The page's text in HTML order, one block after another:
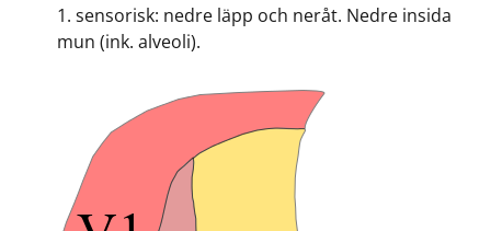
sensorisk: nedre läpp och neråt. Nedre insida
mun (ink. alveoli).